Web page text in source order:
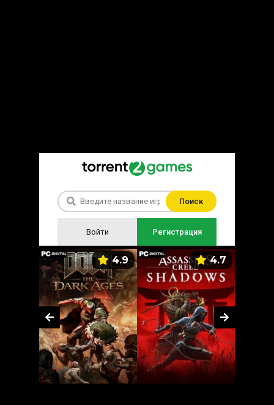
Поиск
Войти Регистрация
4.9 4.7